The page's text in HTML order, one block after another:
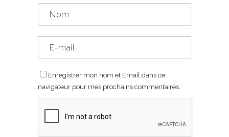
Enregistrer mon nom et Email dans ce
navigateur pour mes prochains commentaires.